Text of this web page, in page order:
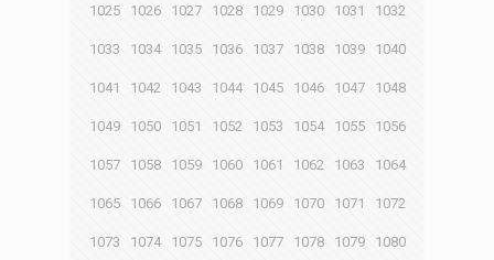
1025 1026 1027 1028 1029 1030 1031 1032
1033 1034 1035 1036 1037 1038 1039 1040
1041 1042 1043 1044 1045 1046 1047 1048
1049 1050 1051 1052 1053 1054 1055 1056
1057 1058 1059 1060 1061 1062 1063 1064
1065 1066 1067 1068 1069 1070 1071 1072
1073 1074 1075 1076 1077 1078 1079 1080